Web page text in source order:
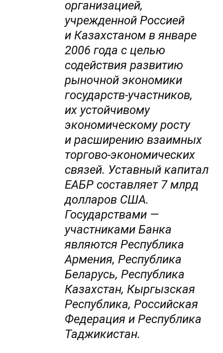
организацией,
учрежденной Россией
и Казахстаном в январе
2006 года с целью
содействия развитию
рыночной экономики
государств-участников,
их устойчивому
экономическому росту
и расширению взаимных
торгово-экономических
связей. Уставный капитал
ЕАБР составляет 7 млрд
долларов США.
Государствами —
участниками Банка
являются Республика
Армения, Республика
Беларусь, Республика
Казахстан, Кыргызская
Республика, Российская
Федерация и Республика
Таджикистан.